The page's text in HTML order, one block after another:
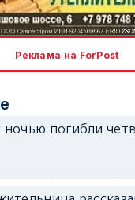
Реклама на ForPost
погибли